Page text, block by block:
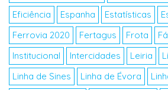
Eficiência
Espanha Estatísticas
Ferrovia 2020
Fertagus Frota
Institucional
Intercidades Leiria
Linha de Sines
Linha de Évora